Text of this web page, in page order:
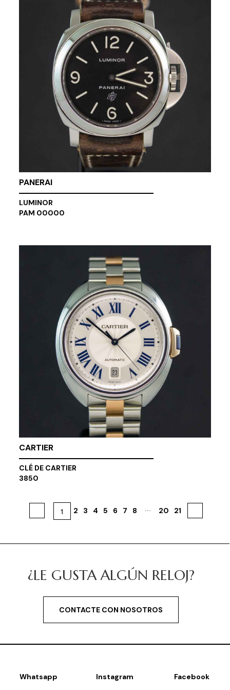
PANERAI
LUMINOR
PAM 00000
CARTIER
CLÉ DE CARTIER
3850
1 2 3 4 5 6 7 8 ... 20 21
¿LE GUSTA ALGÚN RELOJ?
CONTACTE CON NOSOTROS
Whatsapp Instagram Facebook